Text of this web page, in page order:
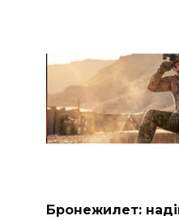
Бронежилет: